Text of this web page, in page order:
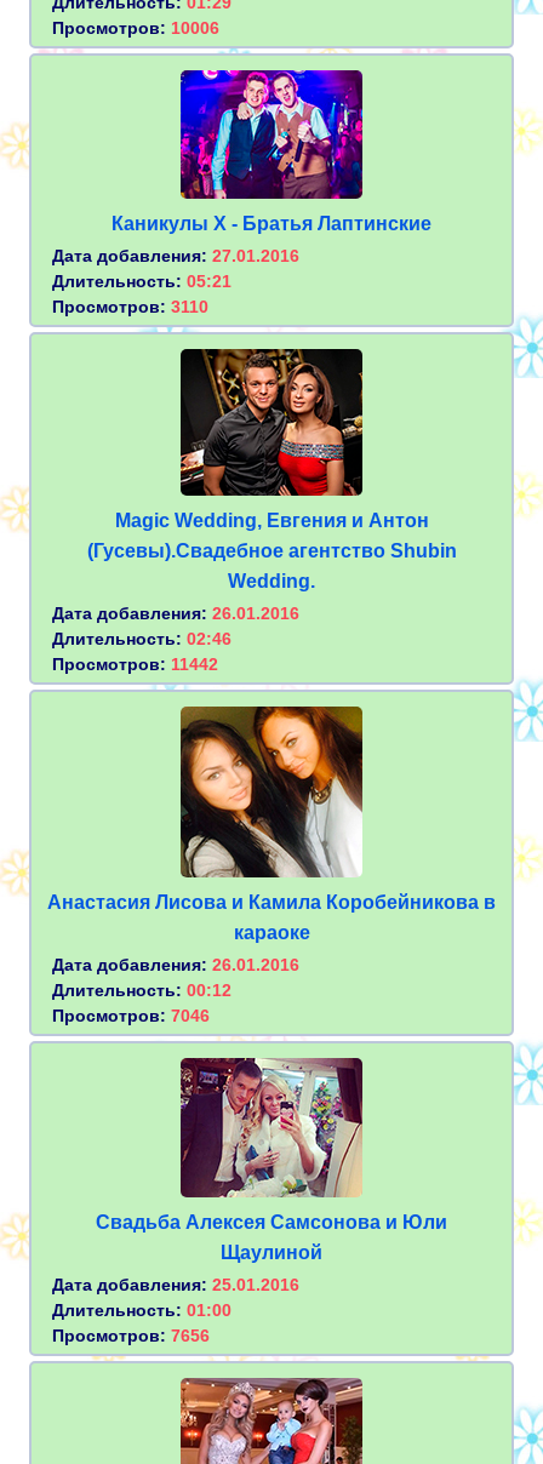
Просмотров: 10006
Каникулы Х - Братья Лаптинские
Дата добавления: 27.01.2016
Длительность: 05:21
Просмотров: 3110
Magic Wedding, Евгения и Антон
(Гусевы).Свадебное агентство Shubin
Wedding.
Дата добавления: 26.01.2016
Длительность: 02:46
Просмотров: 11442
Анастасия Лисова и Камила Коробейникова в
караоке
Дата добавления: 26.01.2016
Длительность: 00:12
Просмотров: 7046
Свадьба Алексея Самсонова и Юли
Щаулиной
Дата добавления: 25.01.2016
Длительность: 01:00
Просмотров: 7656